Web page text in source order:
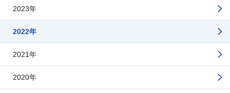
2023年
2022年
2021年
2020年